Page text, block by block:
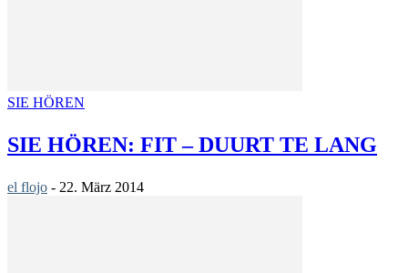
SIE HÖREN
SIE HÖREN: FIT – DUURT TE LANG
el flojo - 22. März 2014